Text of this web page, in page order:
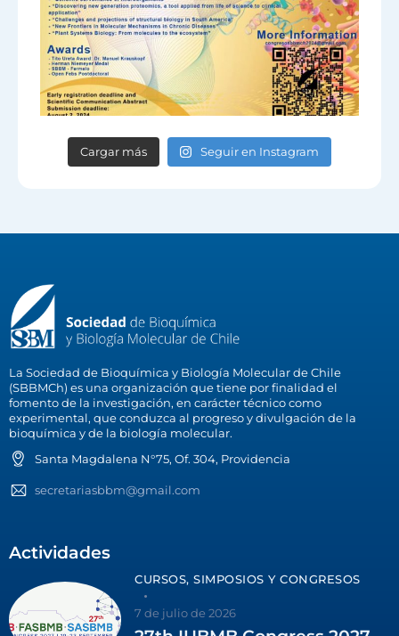
Cargar más Seguir en Instagram
La Sociedad de Bioquímica y Biología Molecular de Chile
(SBBMCh) es una organización que tiene por finalidad el
fomento de la investigación, en carácter técnico como
experimental, que conduzca al progreso y divulgación de la
bioquímica y de la biología molecular.
Santa Magdalena N°75, Of. 304, Providencia
secretariasbbm@gmail.com
Actividades
CURSOS, SIMPOSIOS Y CONGRESOS
7 de julio de 2026